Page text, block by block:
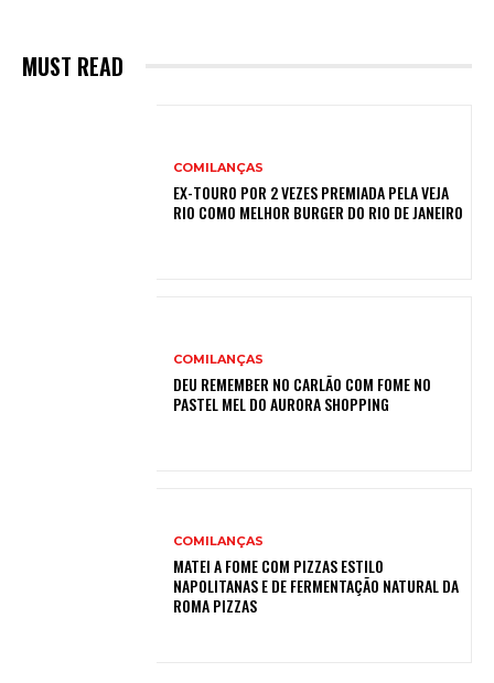
MUST READ
COMILANÇAS
EX-TOURO POR 2 VEZES PREMIADA PELA VEJA
RIO COMO MELHOR BURGER DO RIO DE JANEIRO
COMILANÇAS
DEU REMEMBER NO CARLÃO COM FOME NO
PASTEL MEL DO AURORA SHOPPING
COMILANÇAS
MATEI A FOME COM PIZZAS ESTILO
NAPOLITANAS E DE FERMENTAÇÃO NATURAL DA
ROMA PIZZAS